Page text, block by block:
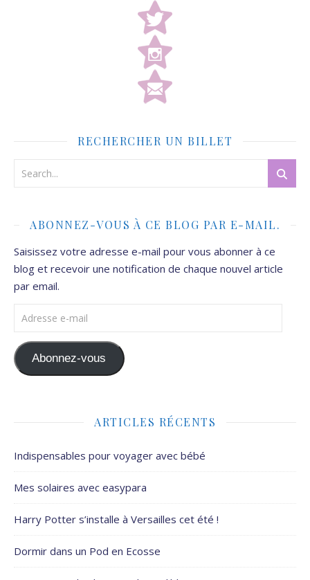
RECHERCHER UN BILLET
ABONNEZ-VOUS À CE BLOG PAR E-MAIL.
Saisissez votre adresse e-mail pour vous abonner à ce
blog et recevoir une notification de chaque nouvel article
par email.
Adresse e-mail
Abonnez-vous
ARTICLES RÉCENTS
Indispensables pour voyager avec bébé
Mes solaires avec easypara
Harry Potter s’installe à Versailles cet été !
Dormir dans un Pod en Ecosse